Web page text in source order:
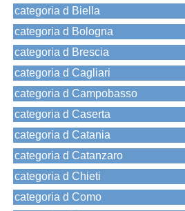
categoria d Biella
categoria d Bologna
categoria d Brescia
categoria d Cagliari
categoria d Campobasso
categoria d Caserta
categoria d Catania
categoria d Catanzaro
categoria d Chieti
categoria d Como